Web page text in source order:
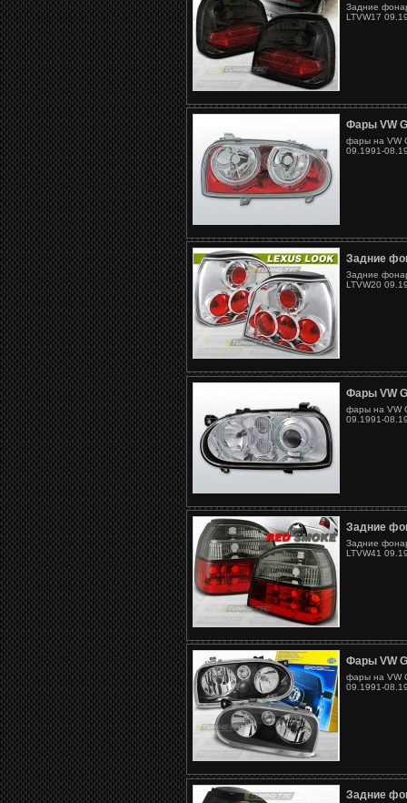
Задние
LTVW17
Фары VW
фары на VW
09.1991-
Задние
Задние
LTVW20
Фары VW
фары на VW
09.1991-
Задние
Задние
LTVW41
Фары VW
фары на VW
09.1991-
Задние